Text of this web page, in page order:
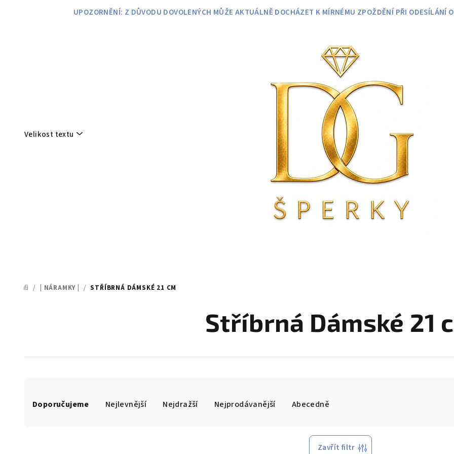
UPOZORNĚNÍ: Z DŮVODU DOVOLENÝCH MŮŽE AKTUÁLNĚ DOCHÁZET K MÍRNÉMU ZPOŽDĚNÍ PŘI ODESÍLÁNÍ
Velikost textu
DOMŮ
/ | NÁRAMKY | / STŘÍBRNÁ DÁMSKÉ 21 CM
Stříbrná Dámské 21
aDoporučujeme Nejlevnější Nejdražší Nejprodávanější Abecedně
Zavřít filtr